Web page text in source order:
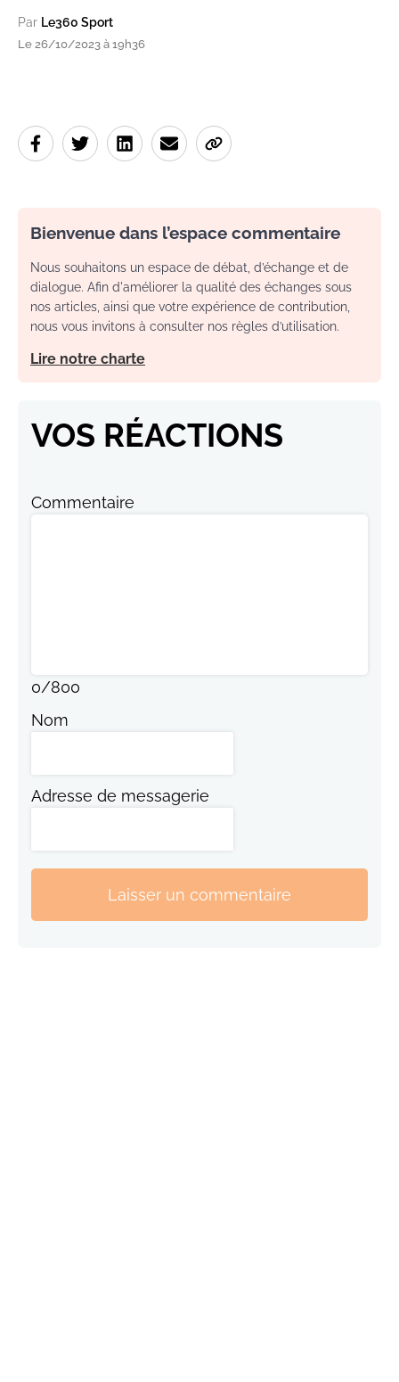
Par Le360 Sport
Le 26/10/2023 à 19h36
Bienvenue dans l’espace commentaire
Nous souhaitons un espace de débat, d’échange et de
dialogue. Afin d'améliorer la qualité des échanges sous
nos articles, ainsi que votre expérience de contribution,
nous vous invitons à consulter nos règles d’utilisation.
Lire notre charte
VOS RÉACTIONS
Commentaire
0/800
Nom
Adresse de messagerie
Laisser un commentaire